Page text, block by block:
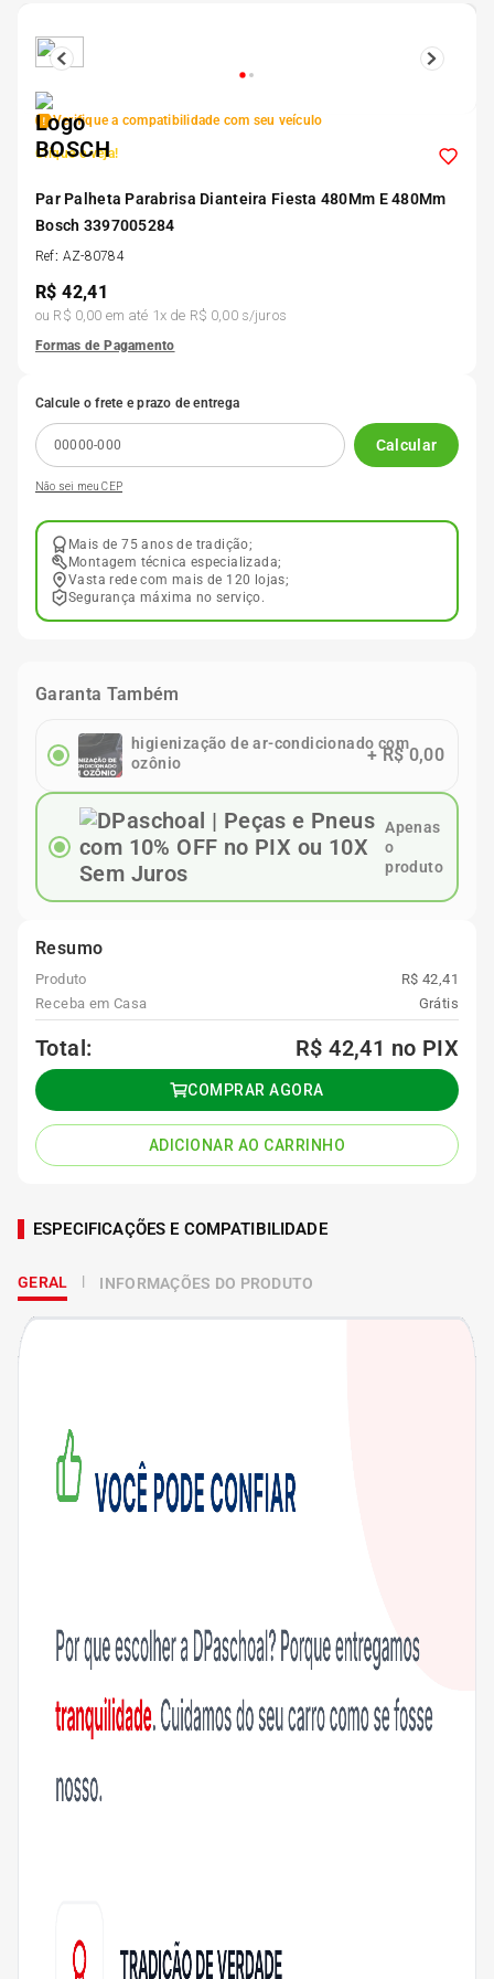
Verifique a compatibilidade com seu veículo
Clique e veja!
Par Palheta Parabrisa Dianteira Fiesta 480Mm E 480Mm
Bosch 3397005284
Ref: AZ-80784
R$42,41
ou R$ 0,00 em até 1x de R$ 0,00s/juros
Formas de Pagamento
Calcule o frete e prazo de entrega
Calcular
Não sei meu CEP
Mais de 75 anos de tradição;
Montagem técnica especializada;
Vasta rede com mais de 120 lojas;
Segurança máxima no serviço.
Garanta Também
higienização de ar-condicionado com
ozônio
+R$ 0,00
Apenas
o
produto
Resumo
Produto
R$ 42,41
Receba em Casa
Grátis
Total: R$ 42,41 no PIX
COMPRAR AGORA
ADICIONAR AO CARRINHO
ESPECIFICAÇÕES E COMPATIBILIDADE
GERAL INFORMAÇÕES DO PRODUTO
5º
7
8º 195 55r15
9º 175 65 14